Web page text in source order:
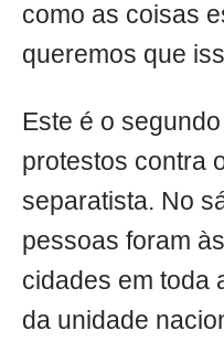
como as coisas
queremos que
Este é o
protestos contra
separatista. No
pessoas foram
cidades em toda
da unidade